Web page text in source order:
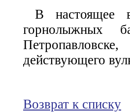
В настоящее
горнолыжных
действующего
Возврат к списку